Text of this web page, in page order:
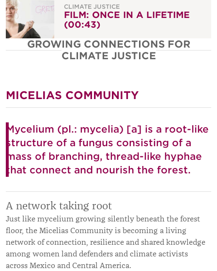
CLIMATE JUSTICE
FILM: ONCE IN A LIFETIME
(00:43)
GROWING CONNECTIONS FOR
CLIMATE JUSTICE
MICELIAS COMMUNITY
Mycelium (pl.: mycelia) [a] is a root-like
structure of a fungus consisting of a
mass of branching, thread-like hyphae
that connect and nourish the forest.
A network taking root
Just like mycelium growing silently beneath the forest
floor, the Micelias Community is becoming a living
network of connection, resilience and shared knowledge
among women land defenders and climate activists
across Mexico and Central America.